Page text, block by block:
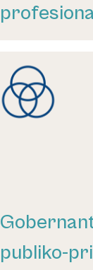
Gehiago irakurri
publiko-